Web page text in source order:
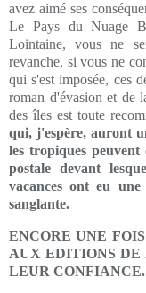
avez aimé ses
Le Pays du Nuage
Lointaine, vous ne
revanche, si vous ne
qui s'est imposée, ces
roman d'évasion et de
des îles est toute
qui, j'espère, auront
les tropiques peuvent
postale devant
vacances ont eu
sanglante.
ENCORE UNE
AUX EDITIONS
LEUR CONFIANCE.